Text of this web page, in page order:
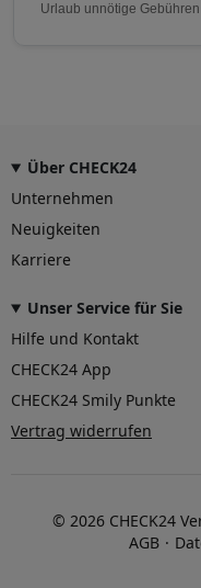
Urlaub unnötige
Über CHECK24
Unternehmen
Neuigkeiten
Karriere
Unser Service für Sie
Hilfe und Kontakt
CHECK24 App
CHECK24 Smily Punkte
Vertrag widerrufen
© 2026 CHECK24
AGB